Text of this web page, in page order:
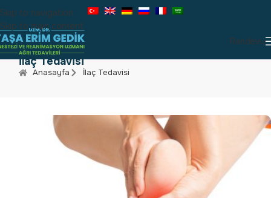
Skip to navigation
Skip to main content
Randevu
İlaç Tedavisi
Anasayfa İlaç Tedavisi